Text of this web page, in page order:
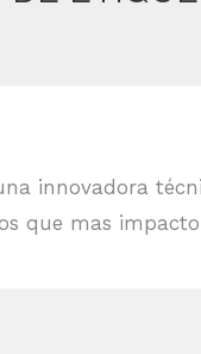
innovadora
que mas